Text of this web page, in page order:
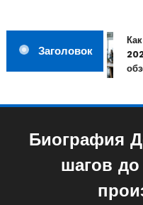
Заголовок
Биография
шагов